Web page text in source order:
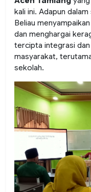
kali ini. Adapun
Beliau
dan menghargai
tercipta integrasi
masyarakat,
sekolah.